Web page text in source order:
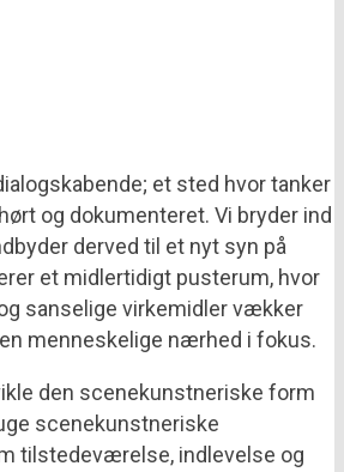
et sted hvor tanker
og dokumenteret. Vi bryder ind
derved til et nyt syn på
et midlertidigt pusterum, hvor
sanselige virkemidler vækker
menneskelige nærhed i fokus.
den scenekunstneriske form
scenekunstneriske
tilstedeværelse, indlevelse og